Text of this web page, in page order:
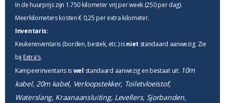
In de huurprijs zijn 1.750 kilometer vrij per week (250 per dag).
Meerkilometers kosten € 0,25 per extra kilometer.
Inventaris:
Keukeninventaris (borden, bestek, etc.) isniet standaard aanwezig. Zie
bij Extra's.
Kampeerinventaris iswel standaard aanwezig en bestaat uit: 10m
kabel, 20m kabel, Verloopstekker, Toiletvloeistof,
Waterslang, Kraanaansluiting, Levellers, Sjorbanden,